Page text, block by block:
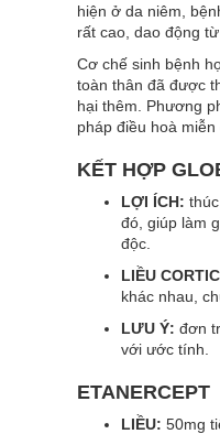
hiện ở da niêm,
rất cao, dao động
Cơ chế sinh bệnh
toàn thân đã được
hại thêm. Phương
pháp điều hoà miễn
KẾT HỢP
LỢI ÍCH:
đó, giúp làm
độc.
LIỀU
khác nhau,
LƯU Ý: đơn
với ước tính.
ETANERCEPT
LIỀU: 50mg